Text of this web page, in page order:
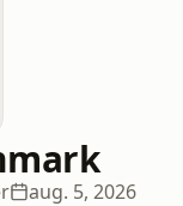
aug. 5, 2026